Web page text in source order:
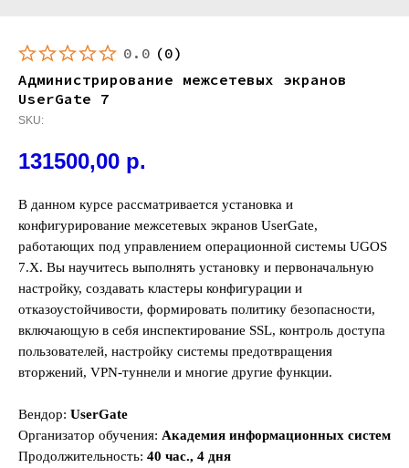
0.0 (0)
Администрирование межсетевых экранов
UserGate 7
SKU:
131500,00 р.
В данном курсе рассматривается установка и
конфигурирование межсетевых экранов UserGate,
работающих под управлением операционной системы UGOS
7.X. Вы научитесь выполнять установку и первоначальную
настройку, создавать кластеры конфигурации и
отказоустойчивости, формировать политику безопасности,
включающую в себя инспектирование SSL, контроль доступа
пользователей, настройку системы предотвращения
вторжений, VPN-туннели и многие другие функции.
Вендор: UserGate
Организатор обучения: Академия информационных систем
Продолжительность: 40 час., 4 дня